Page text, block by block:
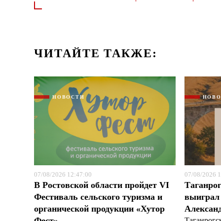
ЧИТАЙТЕ ТАКЖЕ:
НОВОСТИ
07/08/2026 12:47:00
В Ростовской области пройдет VI
Фестиваль сельского туризма и
органической продукции «Хутор
07/08/2026
выиграл